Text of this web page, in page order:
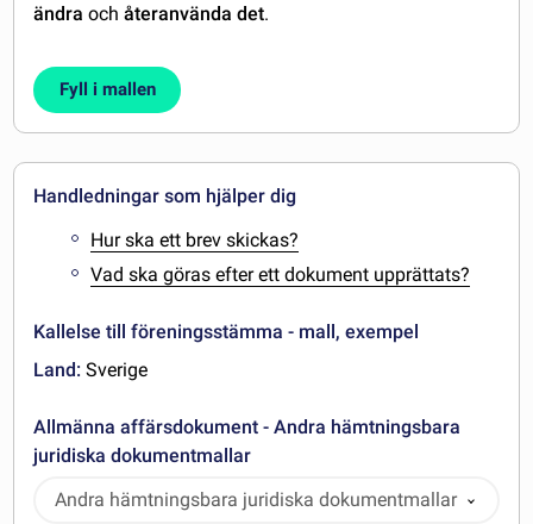
ändra ochåteranvända det.
Fyll i mallen
Handledningar som hjälper dig
Hur ska ett brev skickas?
Vad ska göras efter ett dokument upprättats?
Kallelse till föreningsstämma - mall, exempel
Land: Sverige
Allmänna affärsdokument - Andra hämtningsbara
juridiska dokumentmallar
Andra hämtningsbara juridiska dokumentmallar